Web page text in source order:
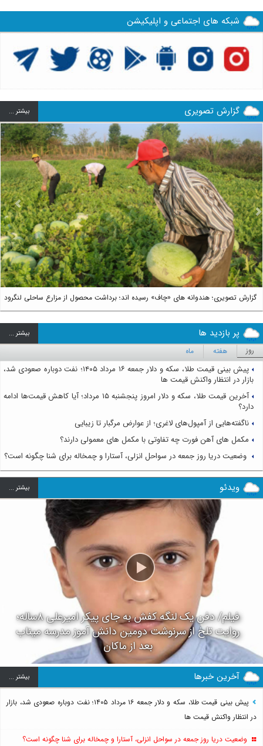
شبکه های اجتماعی و اپلیکیشن
گزارش تصویری بيشتر ...
گزارش تصویری؛ هندوانه های «چاف» رسیده اند؛ برداشت محصول از مزارع ساحلی لنگرود
Next
پر بازدید ها بيشتر ...
روز هفته ماه
پیش بینی قیمت طلا، سکه و دلار جمعه ۱۶ مرداد ۱۴۰۵؛ نفت دوباره صعودی شد،
بازار در انتظار واکنش قیمت ها
آخرین قیمت طلا، سکه و دلار امروز پنجشنبه ۱۵ مرداد؛ آیا کاهش قیمت‌ها ادامه
دارد؟
ناگفته‌هایی از آمپول‌های لاغری؛ از عوارض مرگبار تا زیبایی
مکمل های آهن فورت چه تفاوتی با مکمل های معمولی دارند؟
وضعیت دریا روز جمعه در سواحل انزلی، آستارا و چمخاله برای شنا چگونه است؟
ویدئو بيشتر ...
فیلم/ دفن یک لنگه کفش به جای پیکر امیرعلی ۸ساله؛
روایت تلخ از سرنوشت دومین دانش آموز مدرسه میناب
بعد از ماکان
آخرین خبرها بيشتر ...
پیش بینی قیمت طلا، سکه و دلار جمعه ۱۶ مرداد ۱۴۰۵؛ نفت دوباره صعودی شد، بازار
در انتظار واکنش قیمت ها
وضعیت دریا روز جمعه در سواحل انزلی، آستارا و چمخاله برای شنا چگونه است؟